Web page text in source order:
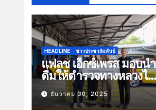
HEADLINE ข่าวประชาสัมพันธ์
แฟลช เอ็กซ์เพรส มอบน้ำ
ดื่มให้ตำรวจทางหลวงไว้
บริการประชาชนช่วง
เทศกาลปีใหม่
ธันวาคม 30, 2025